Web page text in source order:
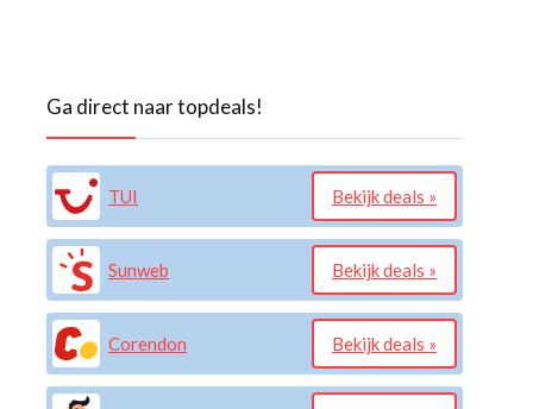
Ga direct naar topdeals!
TUI Bekijk deals »
Sunweb Bekijk deals »
Corendon Bekijk deals »